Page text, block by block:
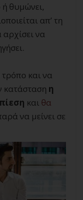
θυμώνει,
απ’ τη
να
και να
κατάσταση η
και θα
να μείνει σε